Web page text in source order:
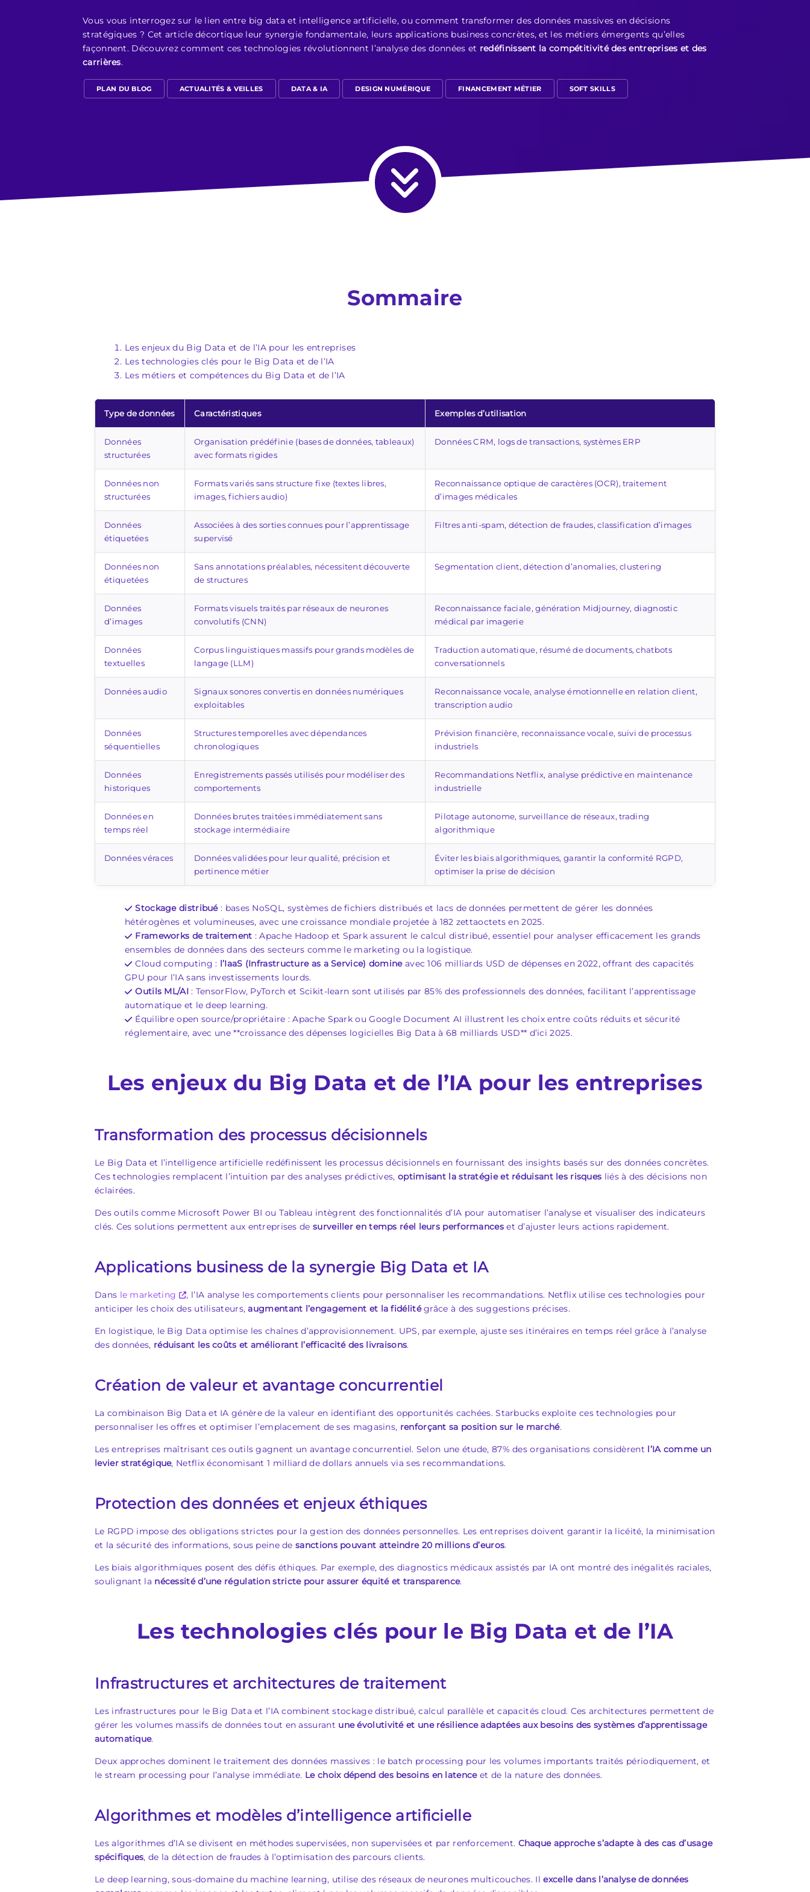
Vous vous interrogez sur le lien entre big data et intelligence artificielle, ou comment transformer des données massives en décisions
stratégiques ? Cet article décortique leur synergie fondamentale, leurs applications business concrètes, et les métiers émergents qu’elles
façonnent. Découvrez comment ces technologies révolutionnent l’analyse des données et redéfinissent la compétitivité des entreprises et des
carrières.
PLAN DU BLOG ACTUALITÉS & VEILLES DATA & IA DESIGN NUMÉRIQUE FINANCEMENT MÉTIER SOFT SKILLS
Sommaire
Les enjeux du Big Data et de l’IA pour les entreprises
Les technologies clés pour le Big Data et de l’IA
Les métiers et compétences du Big Data et de l’IA
Type de données Caractéristiques Exemples d’utilisation
Données
structurées
Organisation prédéfinie (bases de données, tableaux)
avec formats rigides
Données CRM, logs de transactions, systèmes ERP
Données non
structurées
Formats variés sans structure fixe (textes libres,
images, fichiers audio)
Reconnaissance optique de caractères (OCR), traitement
d’images médicales
Données
étiquetées
Associées à des sorties connues pour l’apprentissage
supervisé
Filtres anti-spam, détection de fraudes, classification d’images
Données non
étiquetées
Sans annotations préalables, nécessitent découverte
de structures
Segmentation client, détection d’anomalies, clustering
Données
d’images
Formats visuels traités par réseaux de neurones
convolutifs (CNN)
Reconnaissance faciale, génération Midjourney, diagnostic
médical par imagerie
Données
textuelles
Corpus linguistiques massifs pour grands modèles de
langage (LLM)
Traduction automatique, résumé de documents, chatbots
conversationnels
Données audio
Signaux sonores convertis en données numériques
exploitables
Reconnaissance vocale, analyse émotionnelle en relation client,
transcription audio
Données
séquentielles
Structures temporelles avec dépendances
chronologiques
Prévision financière, reconnaissance vocale, suivi de processus
industriels
Données
historiques
Enregistrements passés utilisés pour modéliser des
comportements
Recommandations Netflix, analyse prédictive en maintenance
industrielle
Données en
temps réel
Données brutes traitées immédiatement sans
stockage intermédiaire
Pilotage autonome, surveillance de réseaux, trading
algorithmique
Données véraces
Données validées pour leur qualité, précision et
pertinence métier
Éviter les biais algorithmiques, garantir la conformité RGPD,
optimiser la prise de décision
Stockage distribué: bases NoSQL, systèmes de fichiers distribués et lacs de données permettent de gérer les données
hétérogènes et volumineuses, avec une croissance mondiale projetée à 182 zettaoctets en 2025.
Frameworks de traitement : Apache Hadoop et Spark assurent le calcul distribué, essentiel pour analyser efficacement les grands
ensembles de données dans des secteurs comme le marketing ou la logistique.
Cloud computing : l’IaaS (Infrastructure as a Service) domineavec 106 milliards USD de dépenses en 2022, offrant des capacités
GPU pour l’IA sans investissements lourds.
Outils ML/AI: TensorFlow, PyTorch et Scikit-learn sont utilisés par 85% des professionnels des données, facilitant l’apprentissage
automatique et le deep learning.
Équilibre open source/propriétaire : Apache Spark ou Google Document AI illustrent les choix entre coûts réduits et sécurité
réglementaire, avec une **croissance des dépenses logicielles Big Data à 68 milliards USD** d’ici 2025.
Les enjeux du Big Data et de l’IA pour les entreprises
Transformation des processus décisionnels
Le Big Data et l’intelligence artificielle redéfinissent les processus décisionnels en fournissant des insights basés sur des données concrètes.
Ces technologies remplacent l’intuition par des analyses prédictives, optimisant la stratégie et réduisant les risques liés à des décisions non
éclairées.
Des outils comme Microsoft Power BI ou Tableau intègrent des fonctionnalités d’IA pour automatiser l’analyse et visualiser des indicateurs
clés. Ces solutions permettent aux entreprises de surveiller en temps réel leurs performanceset d’ajuster leurs actions rapidement.
Applications business de la synergie Big Data et IA
Dans le marketing
, l’IA analyse les comportements clients pour personnaliser les recommandations. Netflix utilise ces technologies pour
anticiper les choix des utilisateurs,augmentant l’engagement et la fidélitégrâce à des suggestions précises.
En logistique, le Big Data optimise les chaînes d’approvisionnement. UPS, par exemple, ajuste ses itinéraires en temps réel grâce à l’analyse
des données, réduisant les coûts et améliorant l’efficacité des livraisons.
Création de valeur et avantage concurrentiel
La combinaison Big Data et IA génère de la valeur en identifiant des opportunités cachées. Starbucks exploite ces technologies pour
personnaliser les offres et optimiser l’emplacement de ses magasins, renforçant sa position sur le marché.
Les entreprises maîtrisant ces outils gagnent un avantage concurrentiel. Selon une étude, 87% des organisations considèrent l’IA comme un
levier stratégique, Netflix économisant 1 milliard de dollars annuels via ses recommandations.
Protection des données et enjeux éthiques
Le RGPD impose des obligations strictes pour la gestion des données personnelles. Les entreprises doivent garantir la licéité, la minimisation
et la sécurité des informations, sous peine desanctions pouvant atteindre 20 millions d’euros.
Les biais algorithmiques posent des défis éthiques. Par exemple, des diagnostics médicaux assistés par IA ont montré des inégalités raciales,
soulignant la nécessité d’une régulation stricte pour assurer équité et transparence.
Les technologies clés pour le Big Data et de l’IA
Infrastructures et architectures de traitement
Les infrastructures pour le Big Data et l’IA combinent stockage distribué, calcul parallèle et capacités cloud. Ces architectures permettent de
gérer les volumes massifs de données tout en assurant une évolutivité et une résilience adaptées aux besoins des systèmes d’apprentissage
automatique.
Deux approches dominent le traitement des données massives : le batch processing pour les volumes importants traités périodiquement, et
le stream processing pour l’analyse immédiate. Le choix dépend des besoins en latenceet de la nature des données.
Algorithmes et modèles d’intelligence artificielle
Les algorithmes d’IA se divisent en méthodes supervisées, non supervisées et par renforcement. Chaque approche s’adapte à des cas d’usage
spécifiques, de la détection de fraudes à l’optimisation des parcours clients.
Le deep learning, sous-domaine du machine learning, utilise des réseaux de neurones multicouches. Ilexcelle dans l’analyse de données